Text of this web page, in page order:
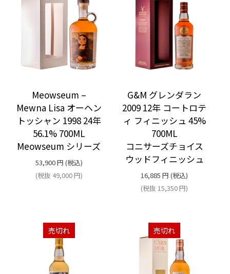
Meowseum –
Mewna Lisa オーヘン
トッシャン 1998 24年
56.1% 700ML
Meowseum シリーズ
53,900円 (税込)
(税抜 49,000円)
G&M グレンダラン
2009 12年 コートロテ
ィ フィニッシュ 45%
700ML
コニサーズチョイス
ウッドフィニッシュ
16,885 円 (税込)
(税抜 15,350円)
売切れ 売切れ